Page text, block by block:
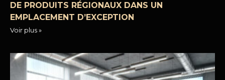
DE PRODUITS RÉGIONAUX DANS UN
EMPLACEMENT D’EXCEPTION
Voir plus »